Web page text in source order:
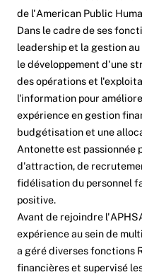
de l'American Public
Dans le cadre de ses
leadership et la gestion
le développement d'une
des opérations et
l'information pour
expérience en gestion
budgétisation et une
Antonette est passionnée
d'attraction, de
fidélisation du personnel
positive.
Avant de rejoindre
expérience au sein de
a géré diverses fonctions
financières et supervisé